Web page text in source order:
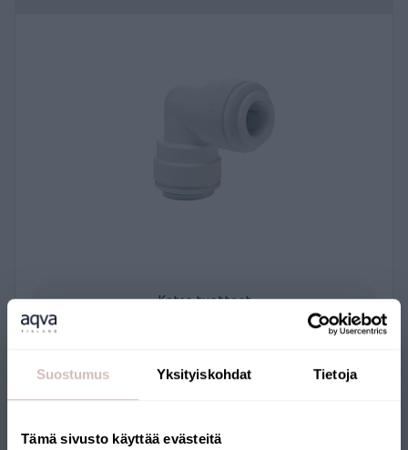
Suostumus Yksityiskohdat Tietoja
Tämä sivusto käyttää evästeitä
Katso tuotteet
John Guest -sulut: Y- ja T-haarat